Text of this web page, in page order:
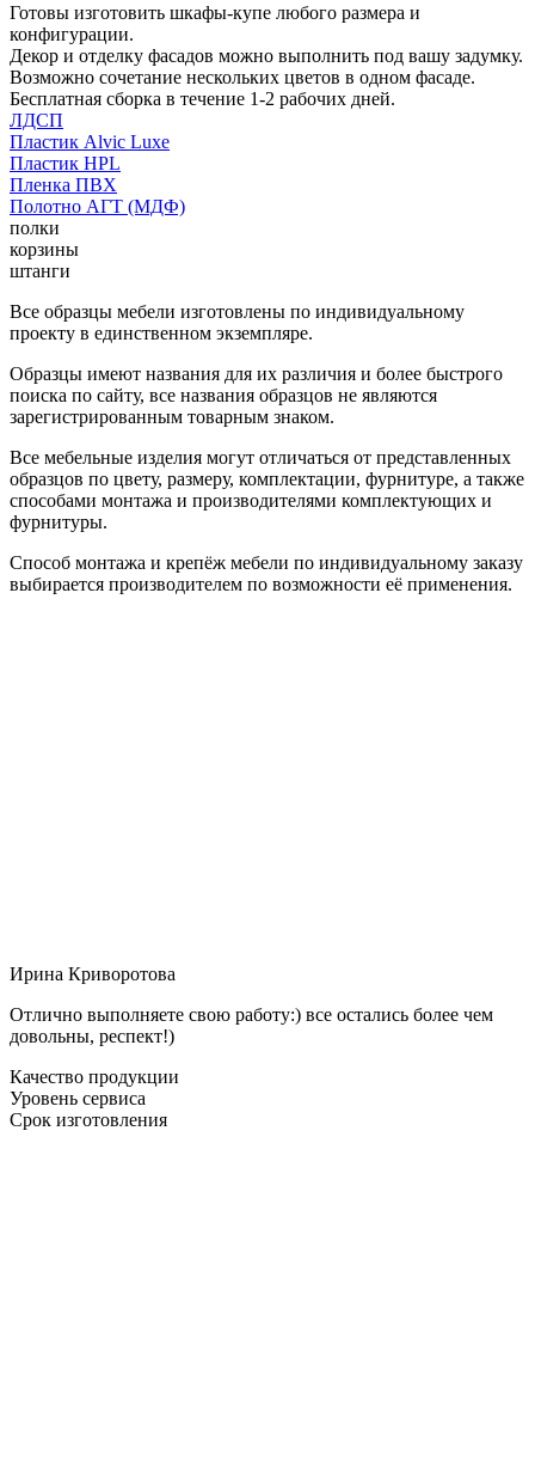
Готовы изготовить шкафы-купе любого размера и
конфигурации.
Декор и отделку фасадов можно выполнить под вашу задумку.
Возможно сочетание нескольких цветов в одном фасаде.
Бесплатная сборка в течение 1-2 рабочих дней.
ЛДСП
Пластик Alvic Luxe
Пластик HPL
Пленка ПВХ
Полотно АГТ (МДФ)
полки
корзины
штанги
Все образцы мебели изготовлены по индивидуальному
проекту в единственном экземпляре.
Образцы имеют названия для их различия и более быстрого
поиска по сайту, все названия образцов не являются
зарегистрированным товарным знаком.
Все мебельные изделия могут отличаться от представленных
образцов по цвету, размеру, комплектации, фурнитуре, а также
способами монтажа и производителями комплектующих и
фурнитуры.
Способ монтажа и крепёж мебели по индивидуальному заказу
выбирается производителем по возможности её применения.
Ирина Криворотова
Отлично выполняете свою работу:) все остались более чем
довольны, респект!)
Качество продукции
Уровень сервиса
Срок изготовления